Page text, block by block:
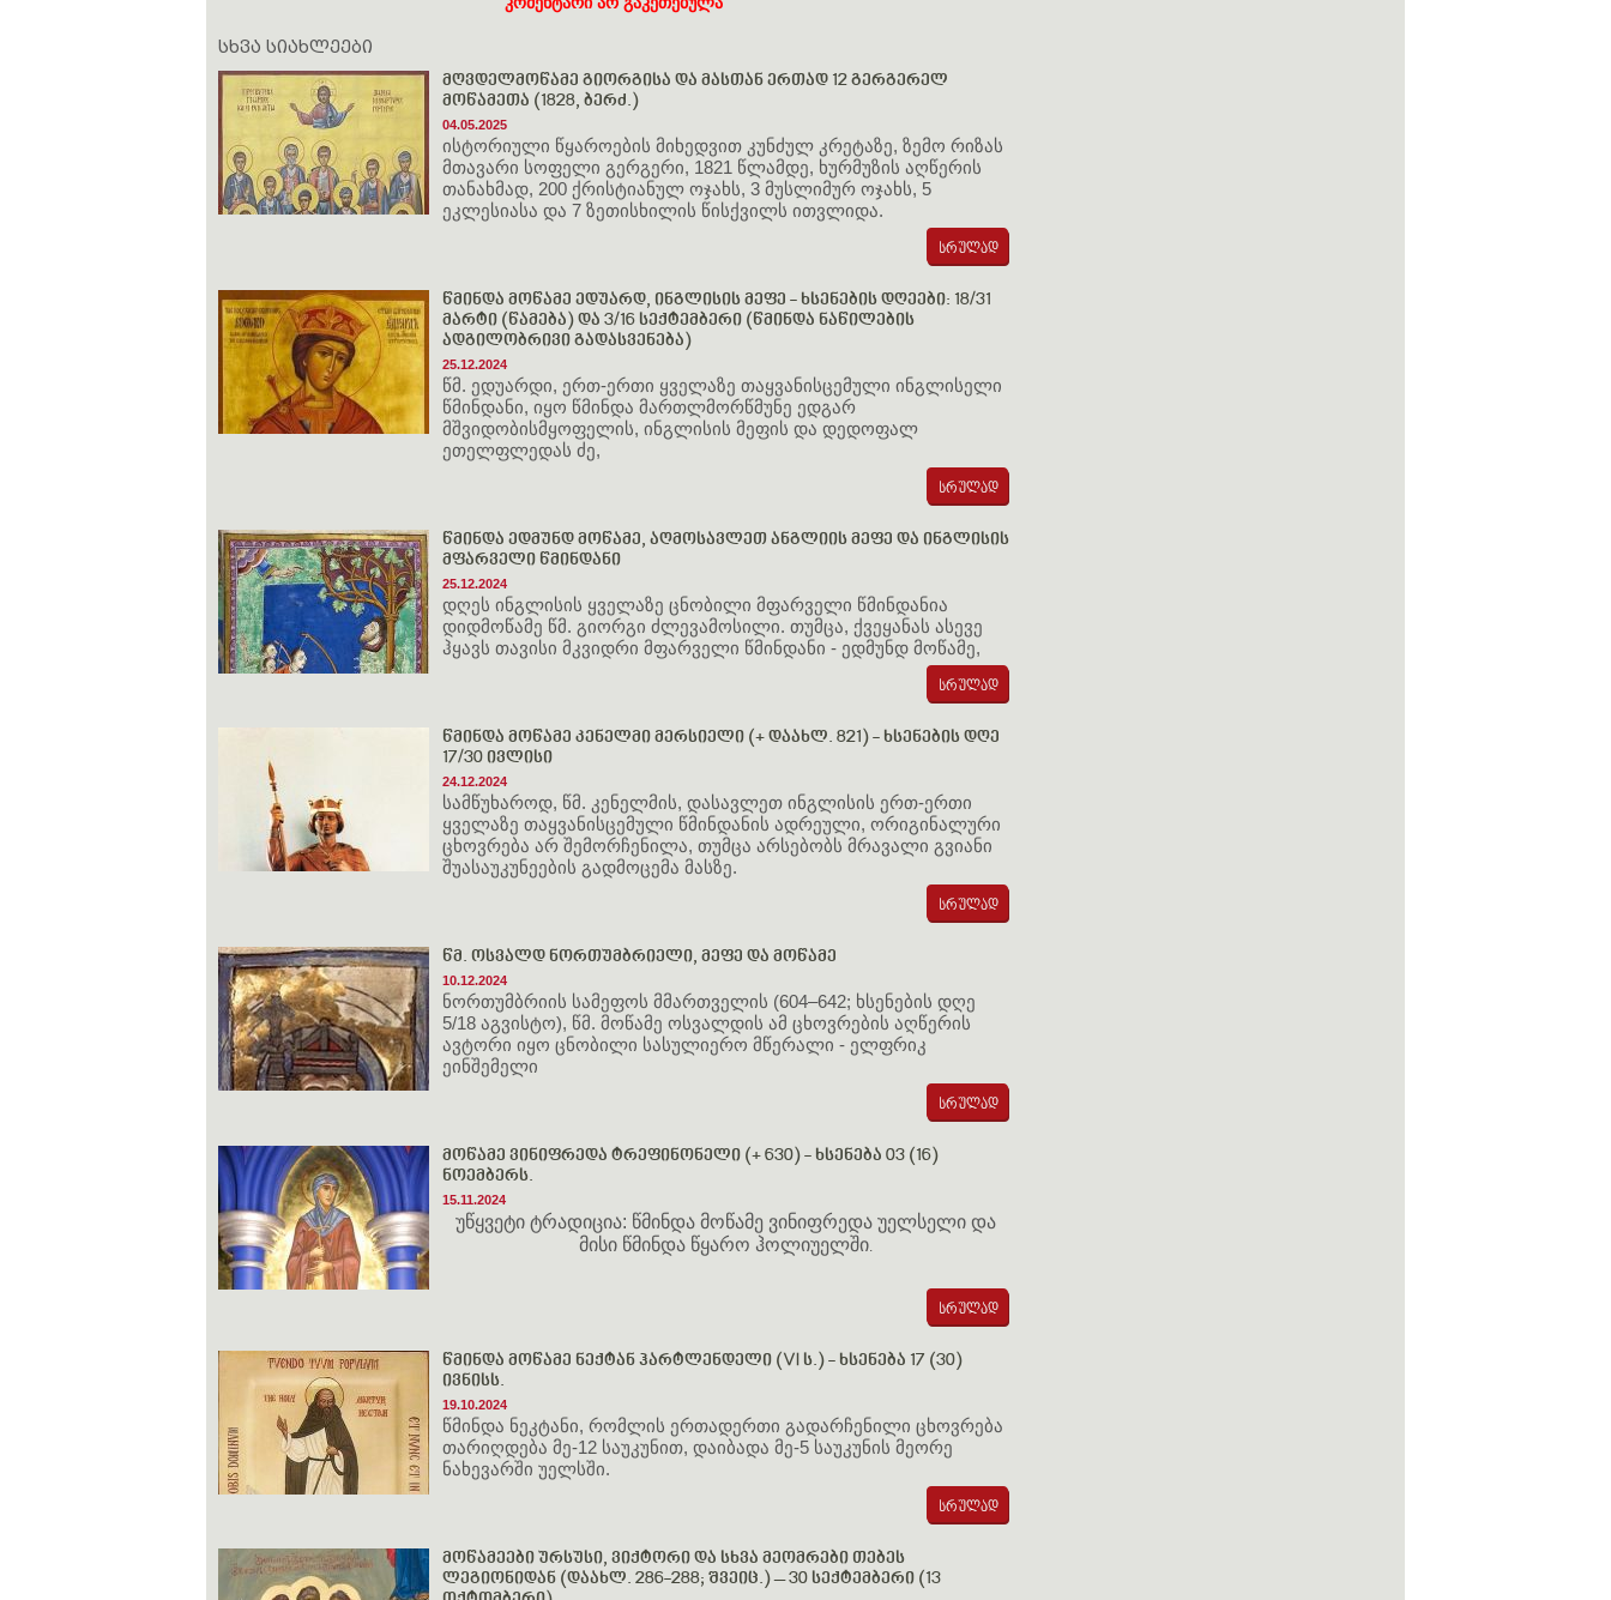
სხვა სიახლეები
მღვდელმოწამე გიორგისა და მასთან ერთად 12 გერგერელ
მოწამეთა (1828, ბერძ.)
04.05.2025
ისტორიული წყაროების მიხედვით კუნძულ კრეტაზე, ზემო რიზას
მთავარი სოფელი გერგერი, 1821 წლამდე, ხურმუზის აღწერის
თანახმად, 200 ქრისტიანულ ოჯახს, 3 მუსლიმურ ოჯახს, 5
ეკლესიასა და 7 ზეთისხილის წისქვილს ითვლიდა.
წმინდა მოწამე ედუარდ, ინგლისის მეფე - ხსენების დღეები: 18/31
მარტი (წამება) და 3/16 სექტემბერი (წმინდა ნაწილების
ადგილობრივი გადასვენება)
25.12.2024
წმ. ედუარდი, ერთ-ერთი ყველაზე თაყვანისცემული ინგლისელი
წმინდანი, იყო წმინდა მართლმორწმუნე ედგარ
მშვიდობისმყოფელის, ინგლისის მეფის და დედოფალ
ეთელფლედას ძე,
წმინდა ედმუნდ მოწამე, აღმოსავლეთ ანგლიის მეფე და ინგლისის
მფარველი წმინდანი
25.12.2024
დღეს ინგლისის ყველაზე ცნობილი მფარველი წმინდანია
დიდმოწამე წმ. გიორგი ძლევამოსილი. თუმცა, ქვეყანას ასევე
ჰყავს თავისი მკვიდრი მფარველი წმინდანი - ედმუნდ მოწამე,
წმინდა მოწამე კენელმი მერსიელი (+ დაახლ. 821) - ხსენების დღე
17/30 ივლისი
24.12.2024
სამწუხაროდ, წმ. კენელმის, დასავლეთ ინგლისის ერთ-ერთი
ყველაზე თაყვანისცემული წმინდანის ადრეული, ორიგინალური
ცხოვრება არ შემორჩენილა, თუმცა არსებობს მრავალი გვიანი
შუასაუკუნეების გადმოცემა მასზე.
წმ. ოსვალდ ნორთუმბრიელი, მეფე და მოწამე
10.12.2024
ნორთუმბრიის სამეფოს მმართველის (604–642; ხსენების დღე
5/18 აგვისტო), წმ. მოწამე ოსვალდის ამ ცხოვრების აღწერის
ავტორი იყო ცნობილი სასულიერო მწერალი - ელფრიკ
ეინშემელი
მოწამე ვინიფრედა ტრეფინონელი (+ 630) - ხსენება 03 (16)
ნოემბერს.
15.11.2024
უწყვეტი ტრადიცია: წმინდა მოწამე ვინიფრედა უელსელი და
მისი წმინდა წყარო ჰოლიუელში.
წმინდა მოწამე ნექტან ჰარტლენდელი (VI ს.) - ხსენება 17 (30)
ივნისს.
19.10.2024
წმინდა ნეკტანი, რომლის ერთადერთი გადარჩენილი ცხოვრება
თარიღდება მე-12 საუკუნით, დაიბადა მე-5 საუკუნის მეორე
ნახევარში უელსში.
მოწამეები ურსუსი, ვიქტორი და სხვა მეომრები თებეს
ლეგიონიდან (დაახლ. 286-288; შვეიც.) – 30 სექტემბერი (13